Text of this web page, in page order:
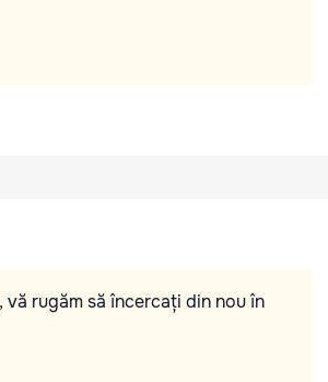
rugăm să încercați din nou în